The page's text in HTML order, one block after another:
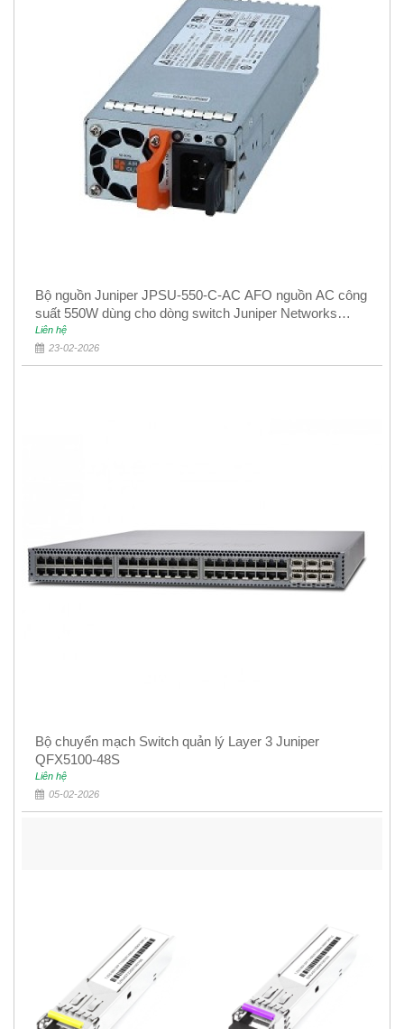
Bộ nguồn Juniper JPSU-550-C-AC AFO nguồn AC công
suất 550W dùng cho dòng switch Juniper Networks
EX4400
Liên hệ
23-02-2026
Bộ chuyển mạch Switch quản lý Layer 3 Juniper
QFX5100-48S
Liên hệ
05-02-2026